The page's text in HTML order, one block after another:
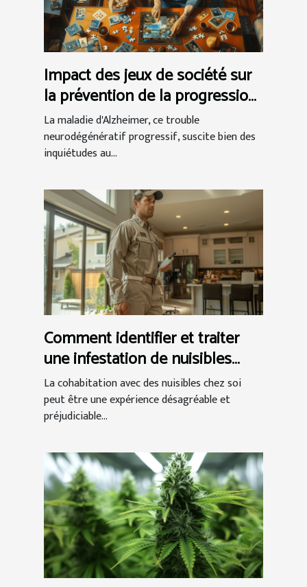
Impact des jeux de société sur
la prévention de la progression
d'Alzheimer
La maladie d'Alzheimer, ce trouble
neurodégénératif progressif, suscite bien des
inquiétudes au...
Comment identifier et traiter
une infestation de nuisibles
chez vous
La cohabitation avec des nuisibles chez soi
peut être une expérience désagréable et
préjudiciable...